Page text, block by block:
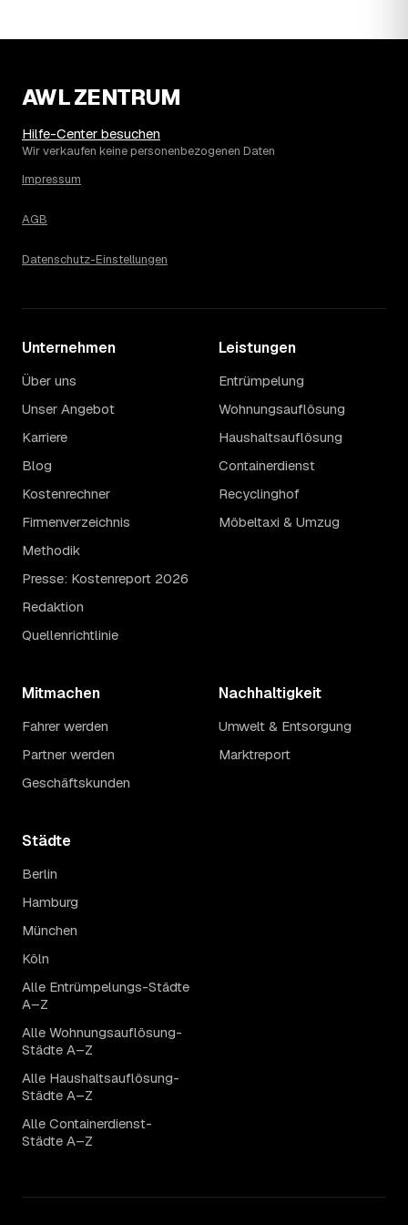
Höchststand im Jahr 2023. Eine Prognose lässt sich
als Festpreis — unabhängig davon, wie sich der Markt
14 Warum schwankt der Preis zwischen 610 und
2.910 € in Bad Oeynhausen?
Die Spanne ergibt sich vor allem aus Menge und
eher am unteren Ende, eine voll möblierte Wohnung mit
Auch anrechenbare Wertgegenstände oder ein hoher
AWL ZENTRUM
Hilfe-Center besuchen
Wir verkaufen keine personenbezogenen Daten
Impressum
AGB
Datenschutz-Einstellungen
Unternehmen
Über uns
Unser Angebot
Karriere
Blog
Kostenrechner
Firmenverzeichnis
Methodik
Presse: Kostenreport 2026
Redaktion
Quellenrichtlinie
Leistungen
Entrümpelung
Wohnungsauflösung
Haushaltsauflösung
Containerdienst
Recyclinghof
Möbeltaxi & Umzug
Mitmachen
Fahrer werden
Partner werden
Geschäftskunden
Nachhaltigkeit
Umwelt & Entsorgung
Marktreport
Städte
Berlin
Hamburg
München
Köln
Alle Entrümpelungs-Städte
A–Z
Alle Wohnungsauflösung-
Städte A–Z
Alle Haushaltsauflösung-
Städte A–Z
Alle Containerdienst-
Städte A–Z